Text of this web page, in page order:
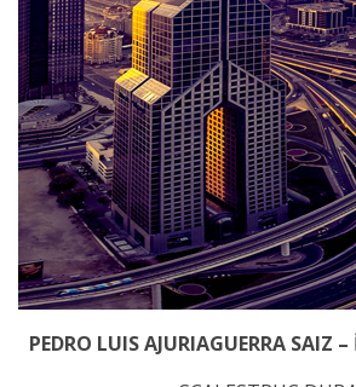
PEDRO LUIS AJURIAGUERRA SAIZ